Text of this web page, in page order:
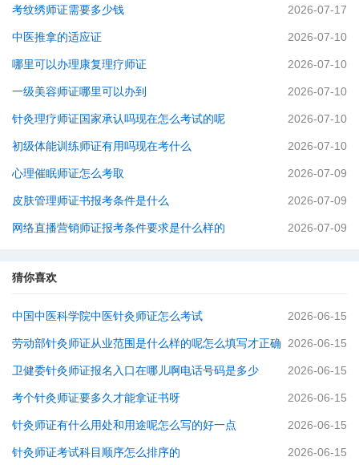
考纹绣师证需要多少钱 2026-07-17
中医推拿的适应证 2026-07-10
哪里可以办理康复理疗师证 2026-07-10
一级美容师证哪里可以办到 2026-07-10
针灸理疗师证国家承认吗现在怎么考试的呢 2026-07-10
初级体能训练师证有用吗现在考什么 2026-07-10
心理催眠师证怎么考取 2026-07-09
皮肤管理师证书报考条件是什么 2026-07-09
网络直播营销师证报考条件要求是什么样的 2026-07-09
猜你喜欢
中国中医科学院中医针灸师证怎么考试 2026-06-15
劳动部针灸师证从业范围是什么样的呢怎么填写才正确 2026-06-15
卫健委针灸师证报名入口在哪儿啊电话号码是多少 2026-06-15
考个针灸师证要多久才能拿证书呀 2026-06-15
针灸师证有什么用处和用途呢怎么写的好一点 2026-06-15
针灸师证考试科目顺序怎么排序的 2026-06-15